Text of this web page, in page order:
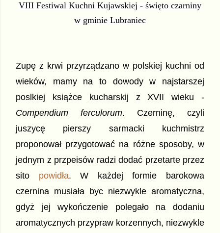
VIII Festiwal Kuchni Kujawskiej - święto czarniny
w gminie Lubraniec
Zupę z krwi przyrządzano w polskiej kuchni od
wieków, mamy na to dowody w najstarszej
Compendium ferculorum. Czerninę, czyli
juszycę pierszy sarmacki kuchmistrz
proponował przygotować na różne sposoby, w
jednym z przpeisów radzi dodać przetarte przez
sito powidła. W każdej formie barokowa
czernina musiała byc niezwykle aromatyczna,
gdyż jej wykończenie polegało na dodaniu
aromatycznych przypraw korzennych, niezwykle